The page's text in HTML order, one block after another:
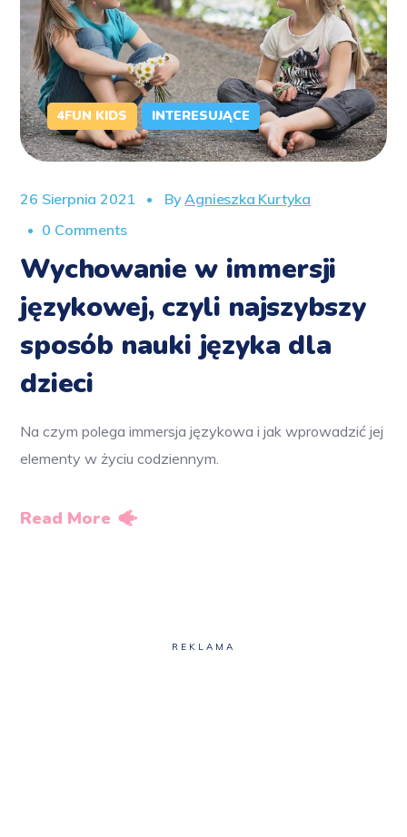
4FUN KIDS INTERESUJĄCE
26 Sierpnia 2021 ByAgnieszka Kurtyka
0 Comments
Wychowanie w immersji
językowej, czyli najszybszy
sposób nauki języka dla
dzieci
Na czym polega immersja językowa i jak wprowadzić jej
elementy w życiu codziennym.
Read More
REKLAMA